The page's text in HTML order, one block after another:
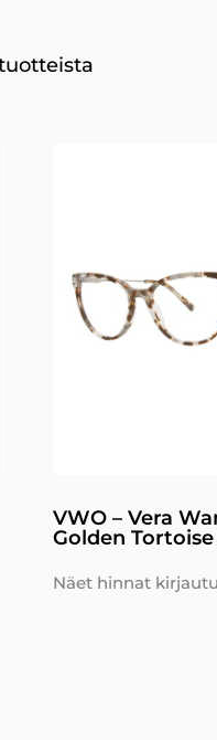
VWO – Vera
Golden Tortoise
Näet hinnat